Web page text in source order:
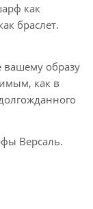
как
браслет.
вашему образу
как в
Версаль.